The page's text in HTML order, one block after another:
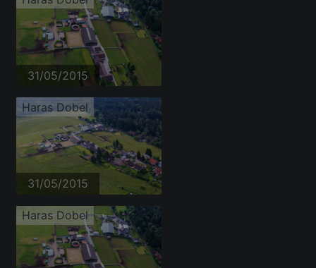
31/05/2015
Haras Dobel
31/05/2015
Haras Dobel